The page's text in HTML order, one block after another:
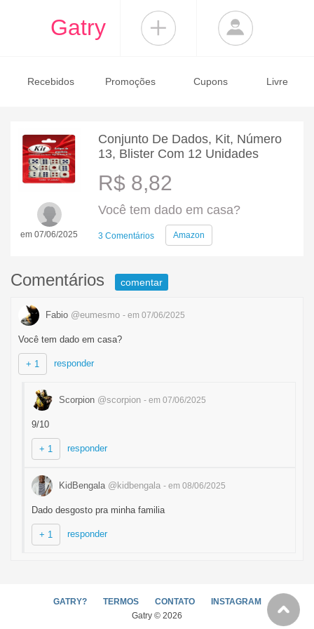
Gatry
Recebidos Promoções Cupons Livre
em 07/06/2025
Conjunto De Dados, Kit, Número
13, Blister Com 12 Unidades
R$ 8,82
Você tem dado em casa?
3 Comentários Amazon
Comentários comentar
Fabio @eumesmo - em 07/06/2025
Você tem dado em casa?
+ 1 responder
Scorpion @scorpion - em 07/06/2025
9/10
+ 1 responder
KidBengala @kidbengala - em 08/06/2025
Dado desgosto pra minha familia
+ 1 responder
GATRY? TERMOS CONTATO
INSTAGRAM
Gatry © 2026